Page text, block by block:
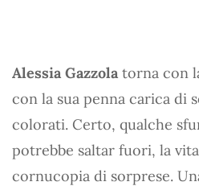
Alessia Gazzola torna con
con la sua penna carica di
colorati. Certo, qualche
potrebbe saltar fuori, la
cornucopia di sorprese.